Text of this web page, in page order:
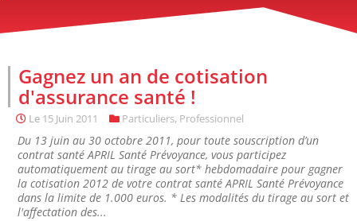
Gagnez un an de cotisation
d'assurance santé !
Le 15 Juin 2011 Particuliers, Professionnel
Du 13 juin au 30 octobre 2011, pour toute souscription d’un
contrat santé APRIL Santé Prévoyance, vous participez
automatiquement au tirage au sort* hebdomadaire pour gagner
la cotisation 2012 de votre contrat santé APRIL Santé Prévoyance
dans la limite de 1.000 euros. * Les modalités du tirage au sort et
l'affectation des...